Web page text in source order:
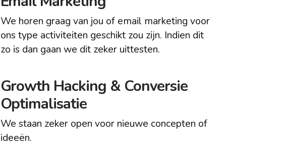
We horen graag van jou of email marketing voor
ons type activiteiten geschikt zou zijn. Indien dit
zo is dan gaan we dit zeker uittesten.
Growth Hacking & Conversie
Optimalisatie
We staan zeker open voor nieuwe concepten of
ideeën.